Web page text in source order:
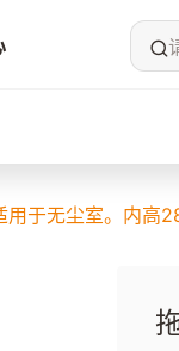
用于无尘室。内高